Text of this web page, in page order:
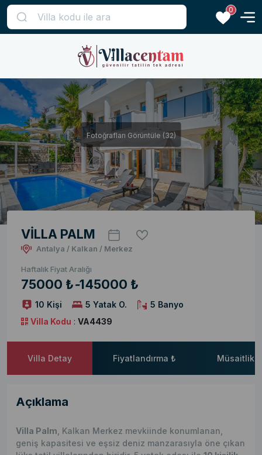
0
Fotoğrafları Görüntüle (32)
VİLLA PALM
Antalya / Kalkan / Merkez
Haftalık Fiyat Aralığı
75000 ₺-145000 ₺
10 Kişi 5 Yatak O.
5 Banyo
Villa Kodu : VA4439
Villa Detay Fiyatlandırma ₺ Müsaitlik
Açıklama
Villa Palm , Kalkan Merkez mevkiinde konumlanan,
geniş kapasitesi ve eşsiz deniz manzarasıyla öne çıkan